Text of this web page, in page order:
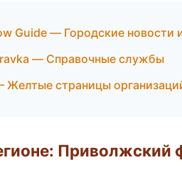
Guide — Городские новости
— Справочные службы
Желтые страницы
Приволжский